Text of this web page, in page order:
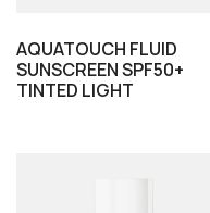
AQUATOUCH FLUID
SUNSCREEN SPF50+
TINTED LIGHT